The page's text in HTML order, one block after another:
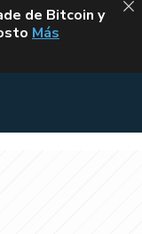
de Bitcoin y
VUELVE EL
Más